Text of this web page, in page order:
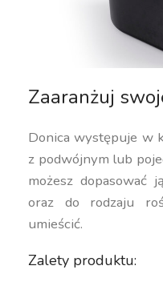
Zaaranżuj
Donica występuje w
z podwójnym lub
możesz dopasować
oraz do rodzaju
umieścić.
Zalety produktu: